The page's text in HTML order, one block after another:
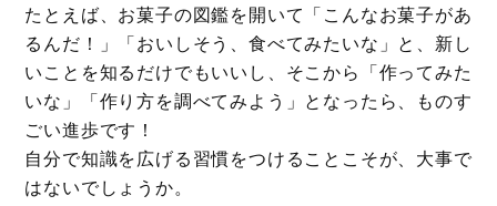
たとえば、お菓子の図鑑を開いて「こんなお菓子があ
るんだ！」「おいしそう、食べてみたいな」と、新し
いことを知るだけでもいいし、そこから「作ってみた
いな」「作り方を調べてみよう」となったら、ものす
ごい進歩です！
自分で知識を広げる習慣をつけることこそが、大事で
はないでしょうか。